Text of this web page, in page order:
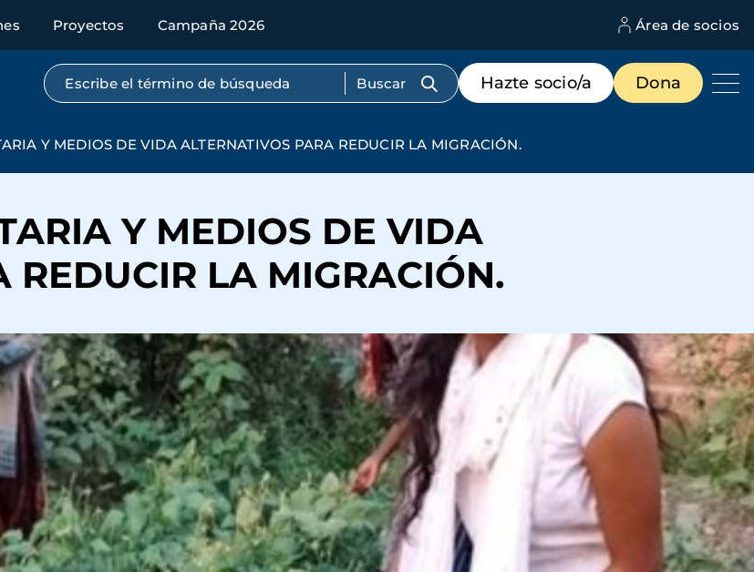
Proyectos Campaña 2026 Área de socios
Búsqueda por texto completo
Menú
de
destacados
Hazte socio/a Dona
Y MEDIOS DE VIDA ALTERNATIVOS PARA REDUCIR LA MIGRACIÓN.
Y MEDIOS DE VIDA
REDUCIR LA MIGRACIÓN.